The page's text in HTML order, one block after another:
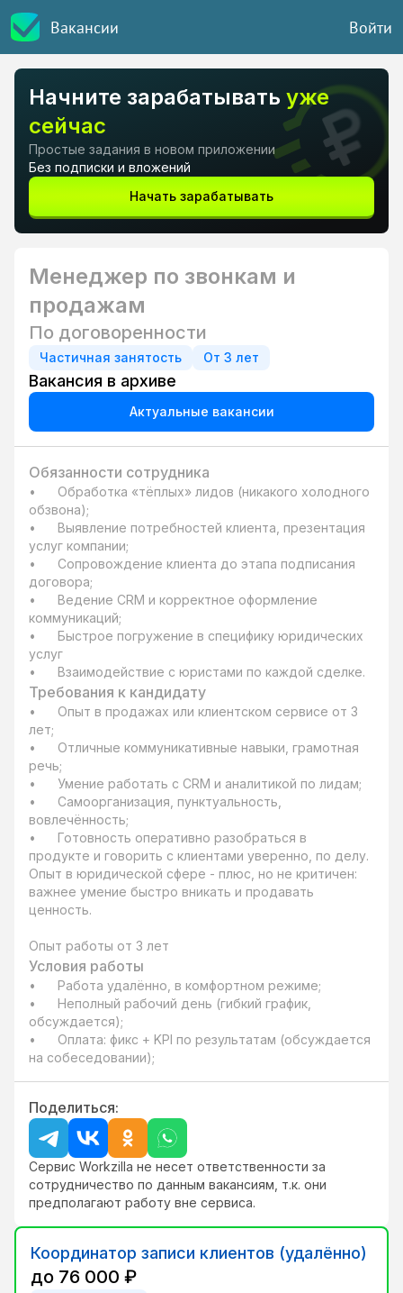
Вакансии Войти
Начните зарабатывать уже
сейчас
Простые задания в новом приложении
Без подписки и вложений
Начать зарабатывать
Менеджер по звонкам и
продажам
По договоренности
Частичная занятость От 3 лет
Вакансия в архиве
Актуальные вакансии
Обязанности сотрудника
•	Обработка «тёплых» лидов (никакого холодного
обзвона);
•	Выявление потребностей клиента, презентация
услуг компании;
•	Сопровождение клиента до этапа подписания
договора;
•	Ведение CRM и корректное оформление
коммуникаций;
•	Быстрое погружение в специфику юридических
услуг
•	Взаимодействие с юристами по каждой сделке.
Требования к кандидату
•	Опыт в продажах или клиентском сервисе от 3
лет;
•	Отличные коммуникативные навыки, грамотная
речь;
•	Умение работать с CRM и аналитикой по лидам;
•	Самоорганизация, пунктуальность,
вовлечённость;
•	Готовность оперативно разобраться в
продукте и говорить с клиентами уверенно, по делу.
Опыт в юридической сфере - плюс, но не критичен:
важнее умение быстро вникать и продавать
ценность.
Опыт работы от 3 лет
Условия работы
•	Работа удалённо, в комфортном режиме;
•	Неполный рабочий день (гибкий график,
обсуждается);
•	Оплата: фикс + KPI по результатам (обсуждается
на собеседовании);
Поделиться:
Сервис Workzilla не несет ответственности за
сотрудничество по данным вакансиям, т.к. они
предполагают работу вне сервиса.
Координатор записи клиентов (удалённо)
до 76 000 ₽